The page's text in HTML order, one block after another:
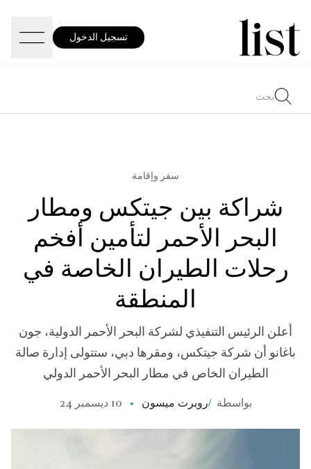
تسجيل الدخول
سفر وإقامة
شراكة بين جيتكس ومطار
البحر الأحمر لتأمين أفخم
رحلات الطيران الخاصة في
المنطقة
أعلن الرئيس التنفيذي لشركة البحر الأحمر الدولية، جون
باغانو أن شركة جيتكس، ومقرها دبي، ستتولى إدارة صالة
الطيران الخاص في مطار البحر الأحمر الدولي
بواسطة /روبرت ميسون 10 ديسمبر 24